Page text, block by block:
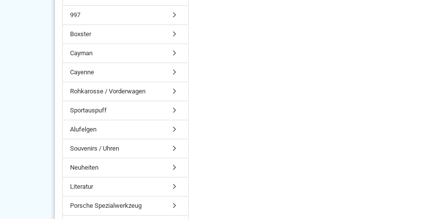
997
Boxster
Cayman
Cayenne
Rohkarosse / Vorderwagen
Sportauspuff
Alufelgen
Souvenirs / Uhren
Neuheiten
Literatur
Porsche Spezialwerkzeug